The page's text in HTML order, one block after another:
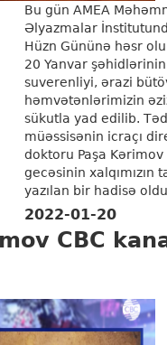
Bu gün AMEA
Əlyazmalar
Hüzn Gününə həsr
20 Yanvar
suverenliyi, ərazi
həmvətənlərimizin
sükutla yad edilib.
müəssisənin icraçı
doktoru Paşa Kərimov
gecəsinin xalqımızın
yazılan bir hadisə
2022-01-20
CBC